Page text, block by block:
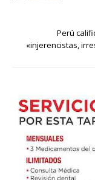
Perú
«injerencistas,